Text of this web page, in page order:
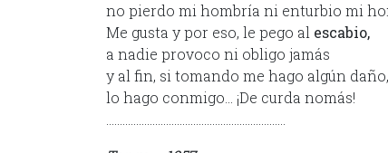
no pierdo mi hombría ni enturbio mi
Me gusta y por eso, le pego al escabio,
a nadie provoco ni obligo jamás
y al fin, si tomando me hago algún daño,
lo hago conmigo… ¡De curda nomás!